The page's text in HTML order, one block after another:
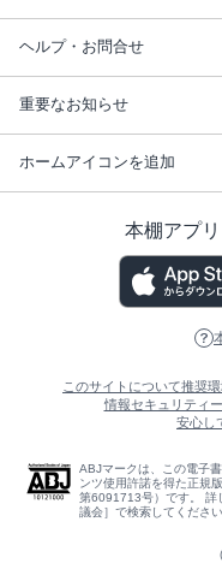
ヘルプ・お問合せ
重要なお知らせ
ホームアイコンを追加
本棚アプ
このサイトについて推奨
情報セキュリティ
安心し
ABJマークは、この電子
ンツ使用許諾を得た正規
第6091713号）です。 詳
議会］で検索してください